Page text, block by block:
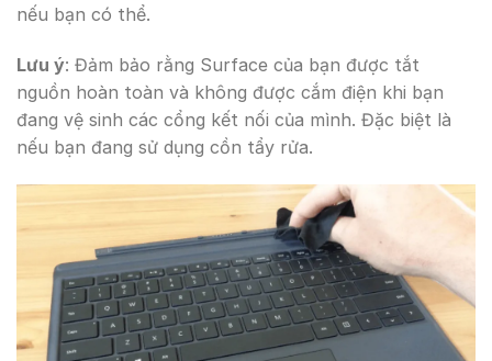
nếu bạn có thể.
Lưu ý: Đảm bảo rằng Surface của bạn được tắt
nguồn hoàn toàn và không được cắm điện khi bạn
đang vệ sinh các cổng kết nối của mình. Đặc biệt là
nếu bạn đang sử dụng cồn tẩy rửa.